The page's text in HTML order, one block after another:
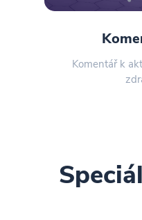
Komentář k